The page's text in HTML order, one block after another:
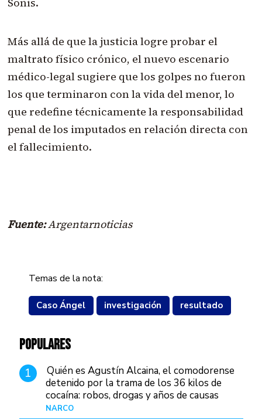
Más allá de que la justicia logre probar el
maltrato físico crónico, el nuevo escenario
médico-legal sugiere que los golpes no fueron
los que terminaron con la vida del menor, lo
que redefine técnicamente la responsabilidad
penal de los imputados en relación directa con
el fallecimiento.
Fuente:Argentarnoticias
Temas de la nota:
Caso Ángel investigación resultado
POPULARES
1
Quién es Agustín Alcaina, el comodorense
detenido por la trama de los 36 kilos de
cocaína: robos, drogas y años de causas
judiciales
NARCO